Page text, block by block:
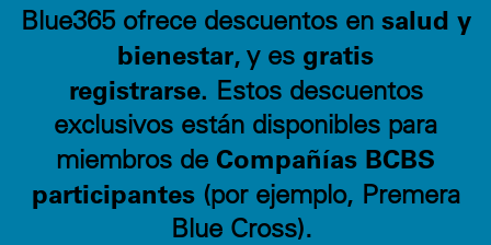
Blue365 ofrece descuentos en salud y
bienestar, y es gratis
registrarse. Estos descuentos
exclusivos están disponibles para
miembros de Compañías BCBS
participantes(por ejemplo, Premera
Blue Cross).